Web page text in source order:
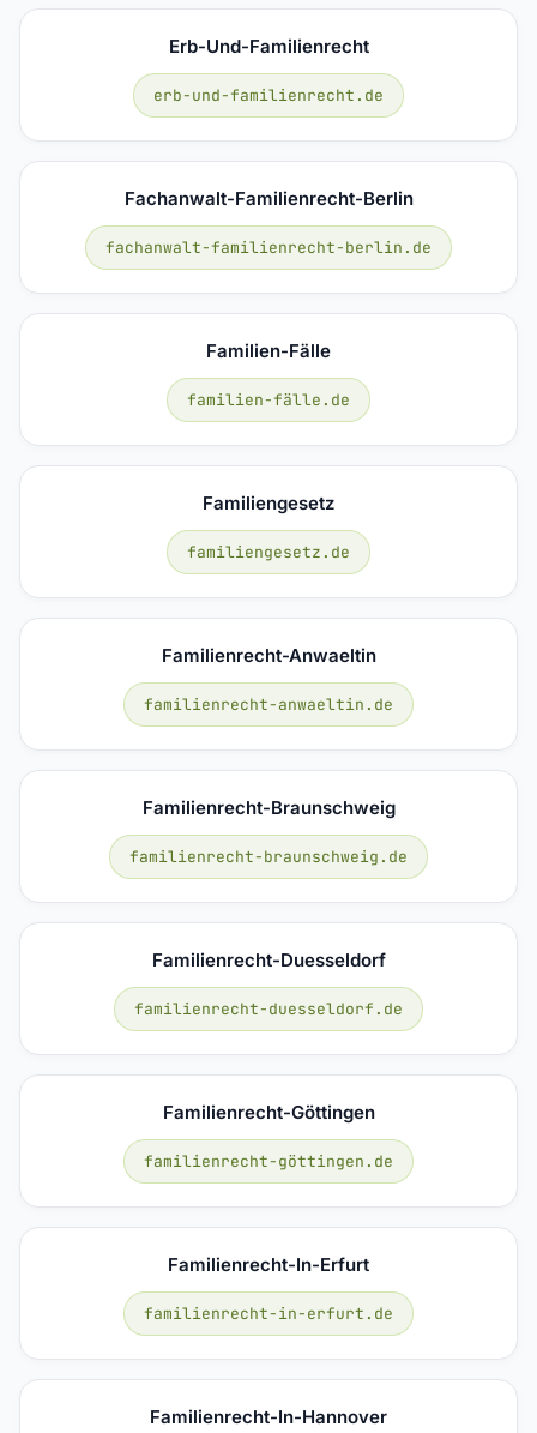
Erb-Und-Familienrecht
erb-und-familienrecht.de
Fachanwalt-Familienrecht-Berlin
fachanwalt-familienrecht-berlin.de
Familien-Fälle
familien-fälle.de
Familiengesetz
familiengesetz.de
Familienrecht-Anwaeltin
familienrecht-anwaeltin.de
Familienrecht-Braunschweig
familienrecht-braunschweig.de
Familienrecht-Duesseldorf
familienrecht-duesseldorf.de
Familienrecht-Göttingen
familienrecht-göttingen.de
Familienrecht-In-Erfurt
familienrecht-in-erfurt.de
Familienrecht-In-Hannover